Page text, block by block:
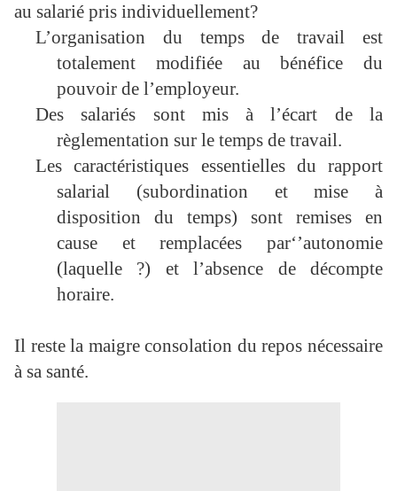
au salarié pris individuellement?
L’organisation du temps de travail est
totalement modifiée au bénéfice du
pouvoir de l’employeur.
Des salariés sont mis à l’écart de la
règlementation sur le temps de travail.
Les caractéristiques essentielles du rapport
salarial (subordination et mise à
disposition du temps) sont remises en
cause et remplacées par‘’autonomie
(laquelle ?) et l’absence de décompte
horaire.
Il reste la maigre consolation du repos nécessaire
à sa santé.